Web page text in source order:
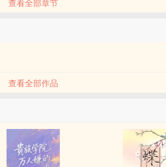
查看全部章节
查看全部作品